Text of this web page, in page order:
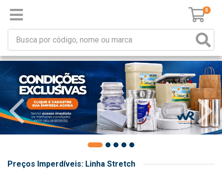
0
Preços Imperdíveis: Linha Stretch